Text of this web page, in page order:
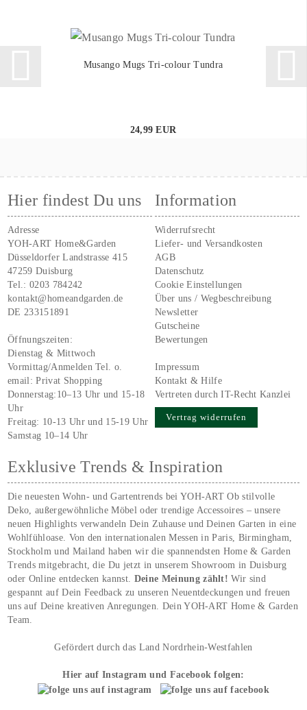
Musango Mugs Tri-colour Tundra
24,99 EUR
Hier findest Du uns
Adresse
YOH-ART Home&Garden
Düsseldorfer Landstrasse 415
47259 Duisburg
Tel.:0203 784242
kontakt@homeandgarden.de
DE 233151891
Öffnungszeiten:
Dienstag & Mittwoch
Vormittag/Anmelden Tel. o.
email:Privat Shopping
Donnerstag:10–13 Uhr und 15-18
Uhr
Freitag: 10-13 Uhr und 15-19 Uhr
Samstag 10–14 Uhr
Information
Widerrufsrecht
Liefer- und Versandkosten
AGB
Datenschutz
Cookie Einstellungen
Über uns / Wegbeschreibung
Newsletter
Gutscheine
Bewertungen
Impressum
Kontakt & Hilfe
Vertreten durch IT-Recht Kanzlei
Vertrag widerrufen
Exklusive Trends & Inspiration
Die neuesten Wohn- und Gartentrends bei YOH‑ART Ob stilvolle
Deko, außergewöhnliche Möbel oder trendige Accessoires – unsere
neuen Highlights verwandeln Dein Zuhause und Deinen Garten in eine
Wohlfühloase. Von den internationalen Messen in Paris, Birmingham,
Stockholm und Mailand haben wir die spannendsten Home & Garden
Trends mitgebracht, die Du jetzt in unserem Showroom in Duisburg
oder Online entdecken kannst. Deine Meinung zählt!Wir sind
gespannt auf Dein Feedback zu unseren Neuentdeckungen und freuen
uns auf Deine kreativen Anregungen. Dein YOH‑ART Home & Garden
Team.
Gefördert durch das Land Nordrhein-Westfahlen
Hier auf Instagram und Facebook folgen: